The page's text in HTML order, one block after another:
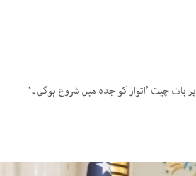
چیت ’اتوار کو جدہ میں شروع ہوگی۔‘